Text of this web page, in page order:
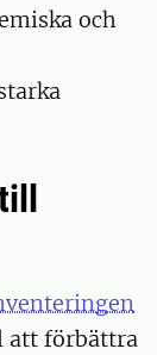
och
att förbättra